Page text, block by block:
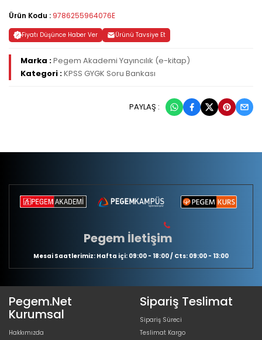
Ürün Kodu : 9786255964076E
Fiyatı Düşünce Haber Ver Ürünü Tavsiye Et
Marka :Pegem Akademi Yayıncılık (e-kitap)
Kategori :KPSS GYGK Soru Bankası
PAYLAŞ :
Pegem İletişim
Mesai Saatlerimiz: Hafta içi: 09:00 - 18:00 / Cts: 09:00 - 13:00
Pegem.Net
Kurumsal
Hakkımızda
Sipariş Teslimat
Sipariş Süreci
Teslimat Kargo